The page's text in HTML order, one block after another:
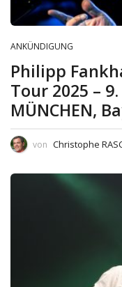
ANKÜNDIGUNG
Philipp
Tour 2025 –
MÜNCHEN,
von Christophe